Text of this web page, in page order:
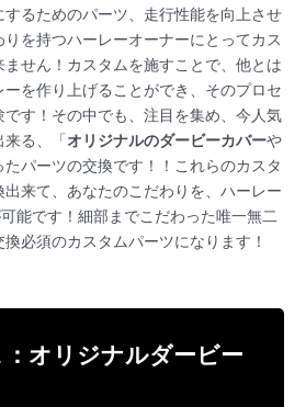
るためのパーツ、走行性能を向上させ
を持つハーレーオーナーにとってカス
せん！カスタムを施すことで、他とは
を作り上げることができ、そのプロセ
す！その中でも、注目を集め、今人気
来る、「オリジナルのダービーカバーや
たパーツの交換です！！これらのカスタ
来て、あなたのこだわりを、ハーレー
能です！細部までこだわった唯一無二
必須のカスタムパーツになります！
オリジナルダービー